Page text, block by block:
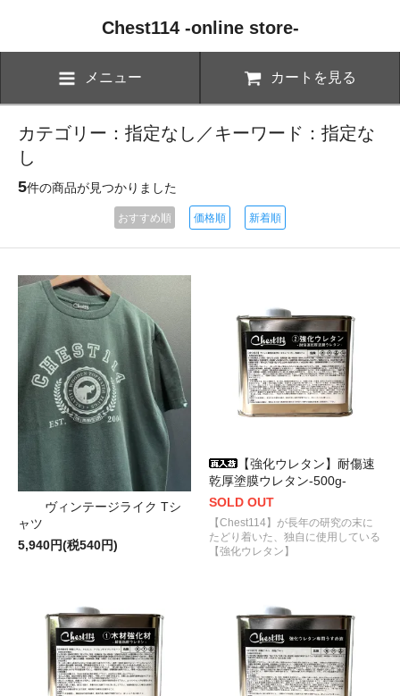
Chest114 -online store-
メニュー カートを見る
カテゴリー：指定なし／キーワード：指定な
し
5件の商品が見つかりました
おすすめ順 価格順 新着順
ヴィンテージライク Tシ
ャツ
5,940円(税540円)
【強化ウレタン】耐傷速
乾厚塗膜ウレタン-500g-
SOLD OUT
【Chest114】が長年の研究の末に
たどり着いた、独自に使用している
【強化ウレタン】